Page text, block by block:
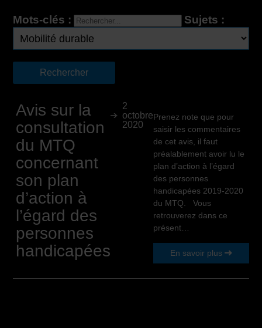
Mots-clés : Sujets :
Avis sur la
consultation
du MTQ
concernant
son plan
d’action à
l’égard des
personnes
handicapées
2
octobre
2020
Prenez note que pour
saisir les commentaires
de cet avis, il faut
préalablement avoir lu le
plan d’action à l’égard
des personnes
handicapées 2019-2020
du MTQ. Vous
retrouverez dans ce
présent…
En savoir plus